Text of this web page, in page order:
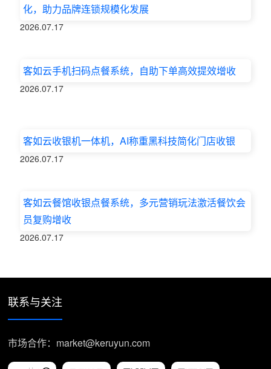
化，助力品牌连锁规模化发展
2026.07.17
客如云手机扫码点餐系统，自助下单高效提效增收
2026.07.17
客如云收银机一体机，AI称重黑科技简化门店收银
2026.07.17
客如云餐馆收银点餐系统，多元营销玩法激活餐饮会
员复购增收
2026.07.17
联系与关注
市场合作：market@keruyun.com